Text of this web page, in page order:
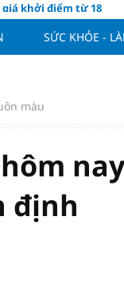
giá khởi điểm từ 18
2026
8/2026: Tuổi Thân làm
SỨC KHỎE -
màu
nay
định